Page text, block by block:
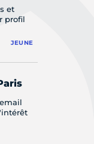
et
profil
JEUNE